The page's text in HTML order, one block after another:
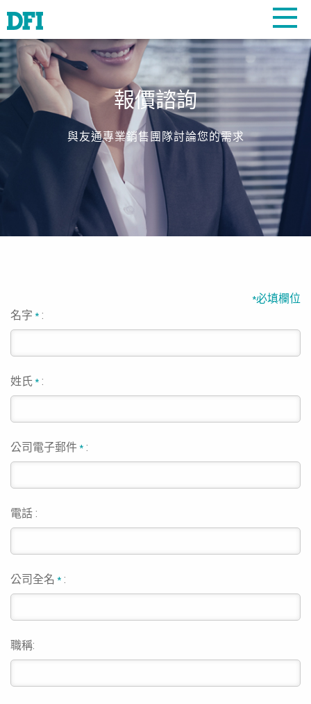
報價諮詢
與友通專業銷售團隊討論您的需求
*必填欄位
名字* :
姓氏* :
公司電子郵件* :
電話 :
公司全名* :
職稱: